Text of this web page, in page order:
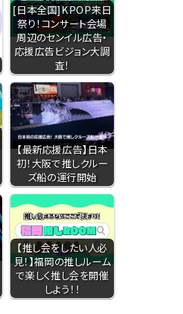
[日本全国]KPOP来日
祭り！コンサート会場
周辺のセンイル広告・
応援広告ビジョン大調
査！
【最新応援広告】日本
初！大阪で推しクルー
ズ船の運行開始
【推し会をしたい人必
見！】福岡の推しルーム
で楽しく推し会を開催
しよう！！